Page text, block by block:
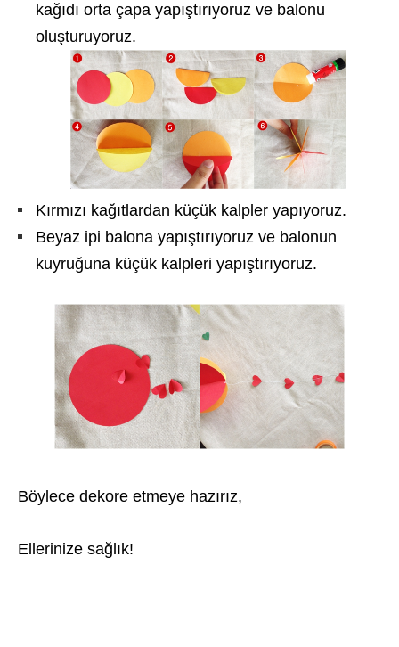
kağıdı orta çapa yapıştırıyoruz ve balonu
oluşturuyoruz.
Kırmızı kağıtlardan küçük kalpler yapıyoruz.
Beyaz ipi balona yapıştırıyoruz ve balonun
kuyruğuna küçük kalpleri yapıştırıyoruz.
Böylece dekore etmeye hazırız,
Ellerinize sağlık!